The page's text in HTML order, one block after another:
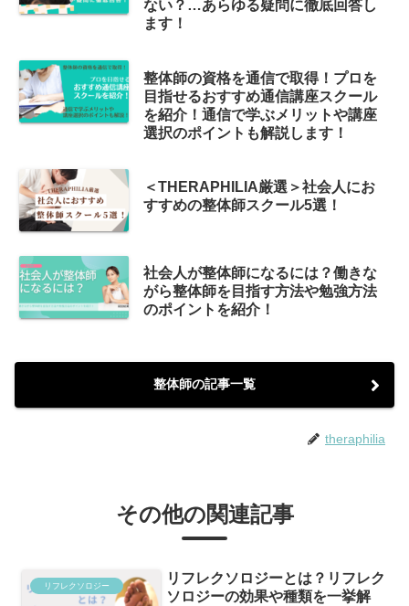
ない？…あらゆる疑問に徹底回答し
ます！
整体師の資格を通信で取得！プロを
目指せるおすすめ通信講座スクール
を紹介！通信で学ぶメリットや講座
選択のポイントも解説します！
＜THERAPHILIA厳選＞社会人にお
すすめの整体師スクール5選！
社会人が整体師になるには？働きな
がら整体師を目指す方法や勉強方法
のポイントを紹介！
整体師の記事一覧
theraphilia
その他の関連記事
リフレクソロジー
リフレクソロジーとは？リフレク
ソロジーの効果や種類を一挙解